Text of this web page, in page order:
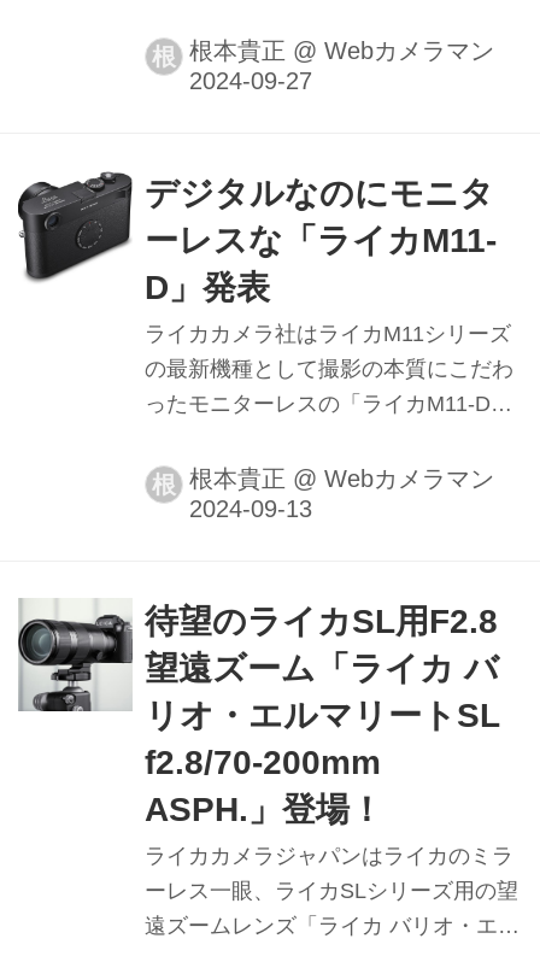
根 根本貴正 @ Webカメラマン
デジタルなのにモニタ
ーレスな「ライカM11-
D」発表
ライカカメラ社はライカM11シリーズ
の最新機種として撮影の本質にこだわ
ったモニターレスの「ライカM11-D」
た。
根 根本貴正 @ Webカメラマン
待望のライカSL用F2.8
望遠ズーム「ライカ バ
リオ・エルマリートSL
f2.8/70-200mm
ASPH.」登場！
ライカカメラジャパンはライカのミラ
ーレス一眼、ライカSLシリーズ用の望
遠ズームレンズ「ライカ バリオ・エル